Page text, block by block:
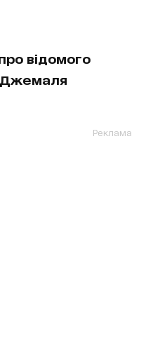
відомого
Джемаля
Реклама